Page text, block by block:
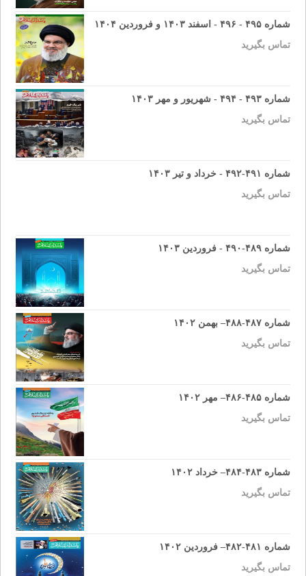
شماره ۴۹۵ - ۴۹۶ - اسفند ۱۴۰۳ و فروردین ۱۴۰۴
تماس بگیرید
شماره ۴۹۳ - ۴۹۴ - شهریور و مهر ۱۴۰۳
تماس بگیرید
شماره ۴۹۱-۴۹۲ - خرداد و تیر ۱۴۰۳
تماس بگیرید
شماره ۴۸۹-۴۹۰ - فروردین ۱۴۰۳
تماس بگیرید
شماره ۴۸۷-۴۸۸– بهمن ۱۴۰۲
تماس بگیرید
شماره ۴۸۵-۴۸۶– مهر ۱۴۰۲
تماس بگیرید
شماره ۴۸۳-۴۸۴– خرداد ۱۴۰۲
تماس بگیرید
شماره ۴۸۱-۴۸۲– فروردین ۱۴۰۲
تماس بگیرید